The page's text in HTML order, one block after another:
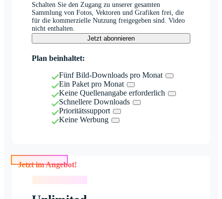
Schalten Sie den Zugang zu unserer gesamten
Sammlung von Fotos, Vektoren und Grafiken frei, die
für die kommerzielle Nutzung freigegeben sind. Video
nicht enthalten.
Jetzt abonnieren
Plan beinhaltet:
Fünf Bild-Downloads pro Monat
Ein Paket pro Monat
Keine Quellenangabe erforderlich
Schnellere Downloads
Prioritätssupport
Keine Werbung
Jetzt im Angebot!